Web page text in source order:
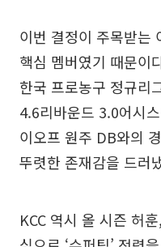
이번 결정이 주목받는
핵심 멤버였기 때문이
한국 프로농구 정규리
4.6리바운드 3.0어시
이오프 원주 DB와의
뚜렷한 존재감을 드러
KCC 역시 올 시즌 허